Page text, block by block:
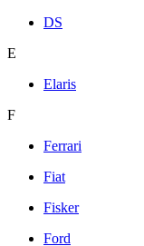
DS
E
Elaris
F
Ferrari
Fiat
Fisker
Ford